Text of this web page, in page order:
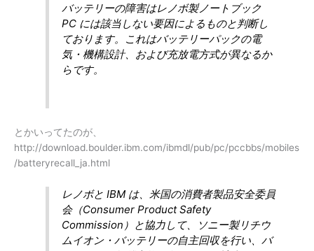
バッテリーの障害はレノボ製ノートブック
PC には該当しない要因によるものと判断し
ております。これはバッテリーパックの電
気・機構設計、および充放電方式が異なるか
らです。
とかいってたのが、
http://download.boulder.ibm.com/ibmdl/pub/pc/pccbbs/mobiles
/batteryrecall_ja.html
レノボと IBM は、米国の消費者製品安全委員
会（Consumer Product Safety
Commission）と協力して、ソニー製リチウ
ムイオン・バッテリーの自主回収を行い、バ